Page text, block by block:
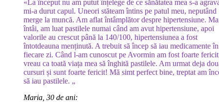
«La început nu am putut înțelege de ce sănătatea mea s-a
mi-a durut capul. Uneori stăteam întins pe patul meu, neputând
merge la muncă. Am aflat întâmplător despre hipertensiune.
întâi, am luat pastilele numai când am avut hipertensiune, apoi
valorile au crescut până la 140/100, hipertensiunea a fost
întotdeauna menținută. A trebuit să încep să iau medicamente în
fiecare zi. Când l-am cunoscut pe Avormin am fost foarte
vreau ca toată viața mea să înghită pastilele. Am urmat deja
cursuri și sunt foarte fericit! Mă simt perfect bine, treptat am
să iau pastilele. „
Maria, 30 de ani: